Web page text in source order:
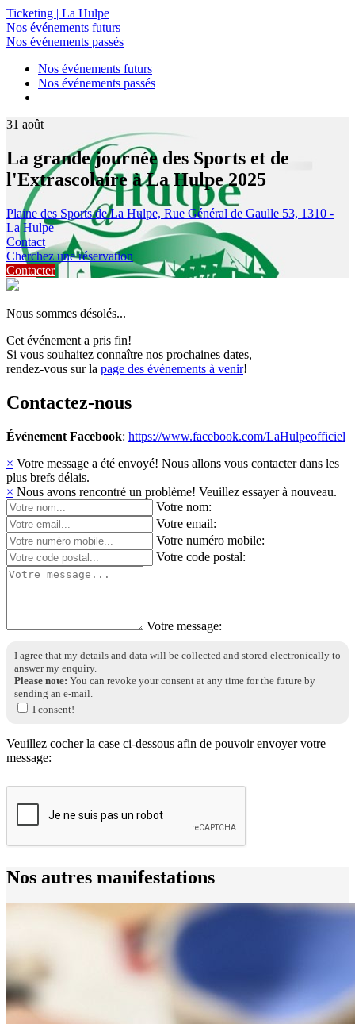
Ticketing | La Hulpe
Nos événements futurs
Nos événements passés
Nos événements futurs
Nos événements passés
31 août
La grande journée des Sports et de
l'Extrascolaire à La Hulpe 2025
Plaine des Sports de La Hulpe, Rue Général de Gaulle 53, 1310 -
La Hulpe
Contact
Cherchez une réservation
Contacter
Nous sommes désolés...
Cet événement a pris fin!
Si vous souhaitez connaître nos prochaines dates,
rendez-vous sur la page des événements à venir!
Contactez-nous
Événement Facebook: https://www.facebook.com/LaHulpeofficiel
× Votre message a été envoyé! Nous allons vous contacter dans les
plus brefs délais.
× Nous avons rencontré un problème! Veuillez essayer à nouveau.
Votre nom:
Votre email:
Votre numéro mobile:
Votre code postal:
Votre message:
I agree that my details and data will be collected and stored electronically to
answer my enquiry.
Please note: You can revoke your consent at any time for the future by
sending an e‑mail.
I consent!
Veuillez cocher la case ci-dessous afin de pouvoir envoyer votre
message:
Nos autres manifestations